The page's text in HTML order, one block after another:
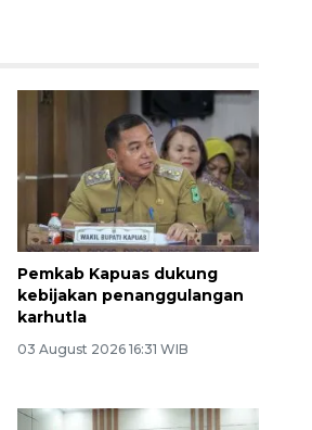
Pemkab Kapuas dukung
kebijakan penanggulangan
karhutla
03 August 2026 16:31 WIB